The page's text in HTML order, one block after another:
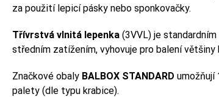
za použití lepicí pásky nebo sponkovačky.
Třívrstvá vlnitá lepenka (3VVL) je
středním zatížením, vyhovuje pro balení většiny
Značkové obaly BALBOX STANDARD umožňují
palety (dle typu krabice).